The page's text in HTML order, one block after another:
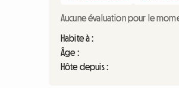
Aucune évaluation pour le
Habite à :
Âge :
Hôte depuis :